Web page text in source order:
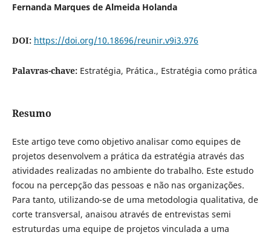
Fernanda Marques de Almeida Holanda
DOI: https://doi.org/10.18696/reunir.v9i3.976
Palavras-chave: Estratégia, Prática., Estratégia como prática
Resumo
Este artigo teve como objetivo analisar como equipes de
projetos desenvolvem a prática da estratégia através das
atividades realizadas no ambiente do trabalho. Este estudo
focou na percepção das pessoas e não nas organizações.
Para tanto, utilizando-se de uma metodologia qualitativa, de
corte transversal, anaisou através de entrevistas semi
estruturdas uma equipe de projetos vinculada a uma